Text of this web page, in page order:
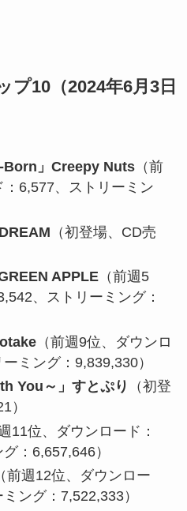
プ10（2024年6月3日
Born」Creepy Nuts（前
6,577、ストリーミン
（初登場、CD売
APPLE（前週5
、ストリーミング：
（前週9位、ダウンロ
ミング：9,839,330）
You～」すとぷり
（初登
）
週11位、ダウンロード：
：6,657,646）
前週12位、ダウンロー
ング：7,522,333）